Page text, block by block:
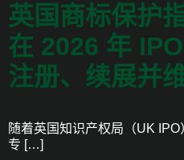
英国商标保护指
在 2026 年
注册、续展并
随着英国知识产权局（UK
专 […]